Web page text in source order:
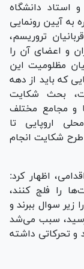
استاد دانشگاه
به آیین رونمایی
تروریسم،
و اعضای آن را
مظلومیت این
که باید از دهه
بحث شکایت
و مجامع مختلف
اروپایی تا
شکایت انجام
اظهار کرد:
را فلج کنند،
زیر سوال ببرند و
سبب می‌شد
و تحرکاتی داشته